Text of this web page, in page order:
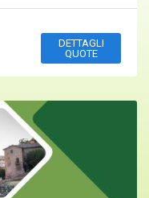
DETTAGLI
QUOTE